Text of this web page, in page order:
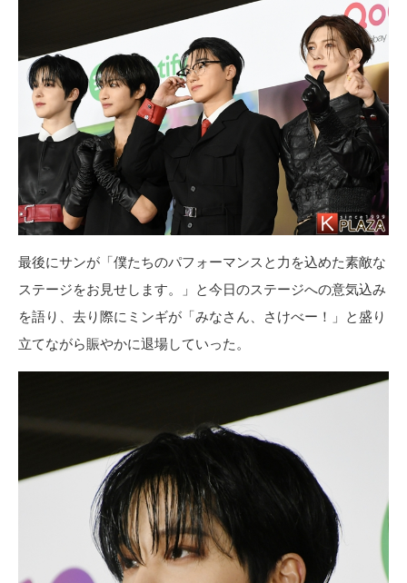
最後にサンが「僕たちのパフォーマンスと力を込めた素敵な
ステージをお見せします。」と今日のステージへの意気込み
を語り、去り際にミンギが「みなさん、さけべー！」と盛り
立てながら賑やかに退場していった。